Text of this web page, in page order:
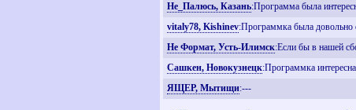
Не_Палюсь, Казань:Программа была
vitaly78, Kishinev:Программка была довольно
Не Формат, Усть-Илимск:Если бы в нашей
Сашкен, Новокузнецк:Программка
ЯЩЕР, Мытищи:---